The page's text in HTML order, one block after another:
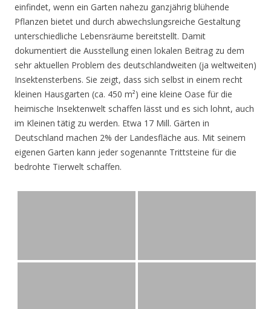
einfindet, wenn ein Garten nahezu ganzjährig blühende
Pflanzen bietet und durch abwechslungsreiche Gestaltung
unterschiedliche Lebensräume bereitstellt. Damit
dokumentiert die Ausstellung einen lokalen Beitrag zu dem
sehr aktuellen Problem des deutschlandweiten (ja weltweiten)
Insektensterbens. Sie zeigt, dass sich selbst in einem recht
kleinen Hausgarten (ca. 450 m²) eine kleine Oase für die
heimische Insektenwelt schaffen lässt und es sich lohnt, auch
im Kleinen tätig zu werden. Etwa 17 Mill. Gärten in
Deutschland machen 2% der Landesfläche aus. Mit seinem
eigenen Garten kann jeder sogenannte Trittsteine für die
bedrohte Tierwelt schaffen.